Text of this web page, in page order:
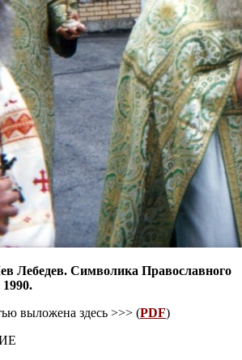
Лебедев. Символика Православного
выложена здесь >>> (PDF)